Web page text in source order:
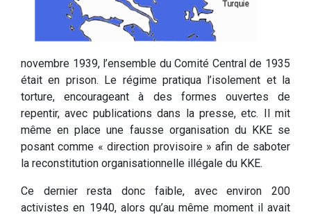
novembre 1939, l’ensemble du Comité Central de 1935
était en prison. Le régime pratiqua l’isolement et la
torture, encourageant à des formes ouvertes de
repentir, avec publications dans la presse, etc. Il mit
même en place une fausse organisation du KKE se
posant comme « direction provisoire » afin de saboter
la reconstitution organisationnelle illégale du KKE.
Ce dernier resta donc faible, avec environ 200
activistes en 1940, alors qu’au même moment il avait